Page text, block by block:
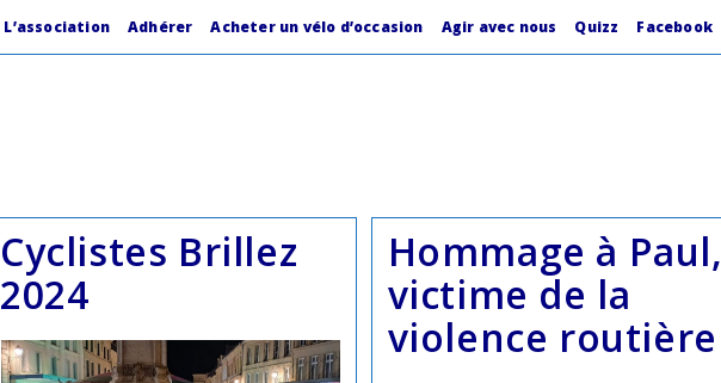
L’association Adhérer Acheter un vélo d’occasion Agir avec nous Quizz Facebook
Cyclistes Brillez
2024
Hommage à Paul,
victime de la
violence routière